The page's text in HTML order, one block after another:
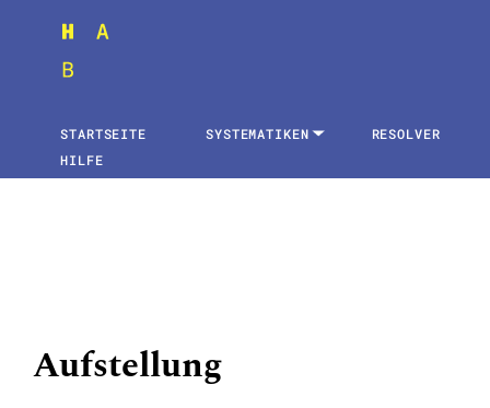
STARTSEITE SYSTEMATIKEN
RESOLVER
HILFE
Aufstellung